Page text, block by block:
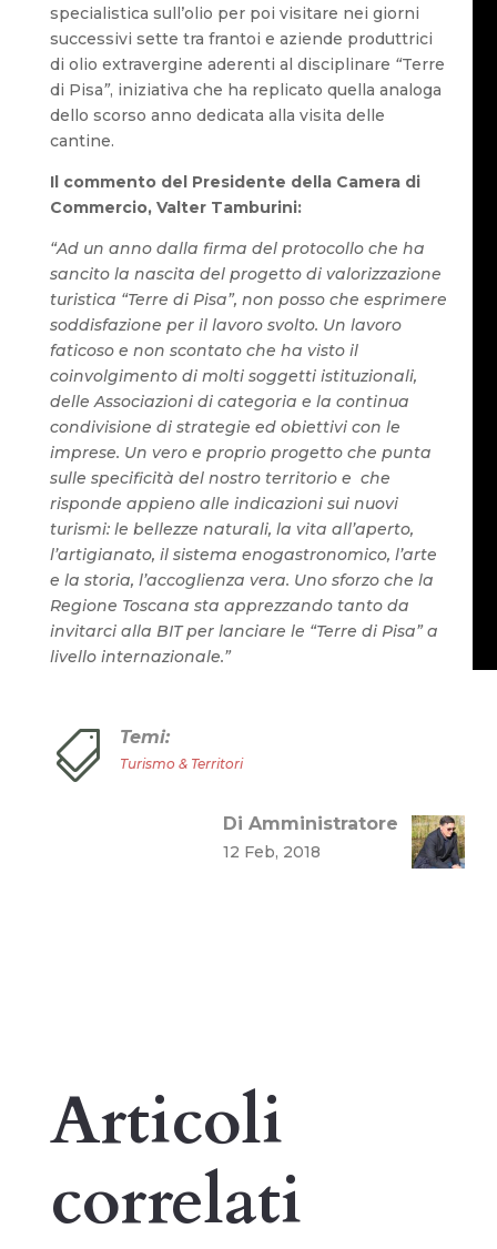
specialistica sull’olio per poi visitare nei giorni
successivi sette tra frantoi e aziende produttrici
di olio extravergine aderenti al disciplinare “Terre
di Pisa”, iniziativa che ha replicato quella analoga
dello scorso anno dedicata alla visita delle
cantine.
Il commento del Presidente della Camera di
Commercio, Valter Tamburini:
“Ad un anno dalla firma del protocollo che ha
sancito la nascita del progetto di valorizzazione
turistica “Terre di Pisa”, non posso che esprimere
soddisfazione per il lavoro svolto. Un lavoro
faticoso e non scontato che ha visto il
coinvolgimento di molti soggetti istituzionali,
delle Associazioni di categoria e la continua
condivisione di strategie ed obiettivi con le
imprese. Un vero e proprio progetto che punta
sulle specificità del nostro territorio e che
risponde appieno alle indicazioni sui nuovi
turismi: le bellezze naturali, la vita all’aperto,
l’artigianato, il sistema enogastronomico, l’arte
e la storia, l’accoglienza vera. Uno sforzo che la
Regione Toscana sta apprezzando tanto da
invitarci alla BIT per lanciare le “Terre di Pisa” a
livello internazionale.”
 Temi:
Turismo & Territori
Di Amministratore
12 Feb, 2018
Articoli
correlati